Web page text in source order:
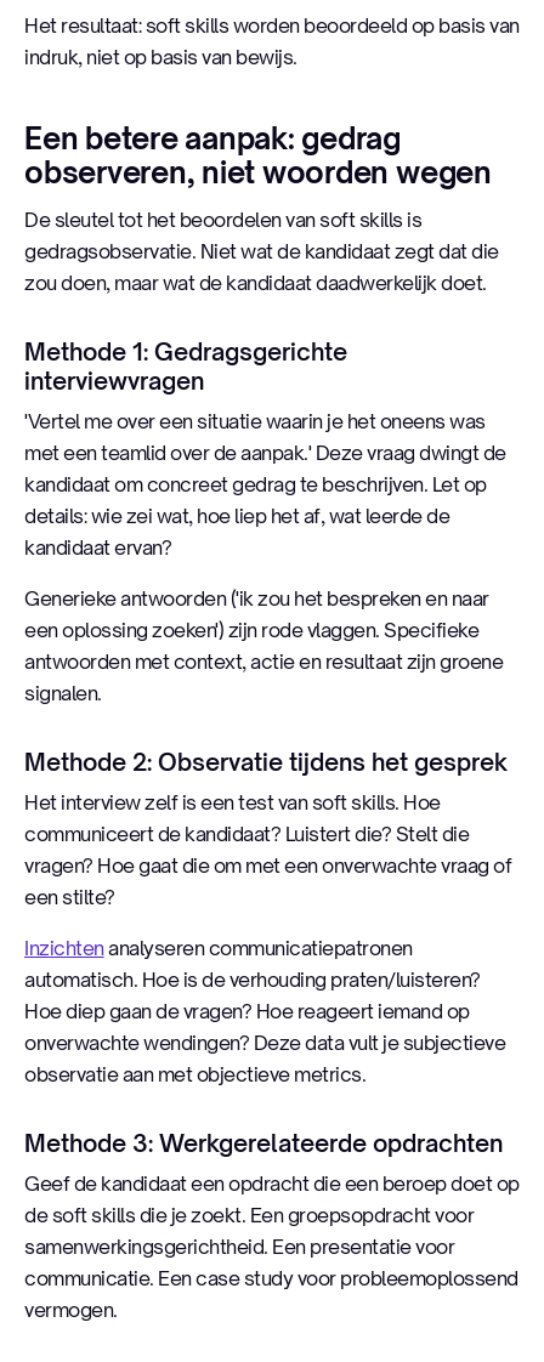
Het resultaat: soft skills worden beoordeeld op basis van
indruk, niet op basis van bewijs.
Een betere aanpak: gedrag
observeren, niet woorden wegen
De sleutel tot het beoordelen van soft skills is
gedragsobservatie. Niet wat de kandidaat zegt dat die
zou doen, maar wat de kandidaat daadwerkelijk doet.
Methode 1: Gedragsgerichte
interviewvragen
'Vertel me over een situatie waarin je het oneens was
met een teamlid over de aanpak.' Deze vraag dwingt de
kandidaat om concreet gedrag te beschrijven. Let op
details: wie zei wat, hoe liep het af, wat leerde de
kandidaat ervan?
Generieke antwoorden ('ik zou het bespreken en naar
een oplossing zoeken') zijn rode vlaggen. Specifieke
antwoorden met context, actie en resultaat zijn groene
signalen.
Methode 2: Observatie tijdens het gesprek
Het interview zelf is een test van soft skills. Hoe
communiceert de kandidaat? Luistert die? Stelt die
vragen? Hoe gaat die om met een onverwachte vraag of
een stilte?
Inzichtenanalyseren communicatiepatronen
automatisch. Hoe is de verhouding praten/luisteren?
Hoe diep gaan de vragen? Hoe reageert iemand op
onverwachte wendingen? Deze data vult je subjectieve
observatie aan met objectieve metrics.
Methode 3: Werkgerelateerde opdrachten
Geef de kandidaat een opdracht die een beroep doet op
de soft skills die je zoekt. Een groepsopdracht voor
samenwerkingsgerichtheid. Een presentatie voor
communicatie. Een case study voor probleemoplossend
vermogen.